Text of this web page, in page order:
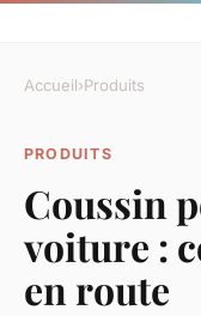
Accueil›Produits
PRODUITS
Coussin
voiture :
en route